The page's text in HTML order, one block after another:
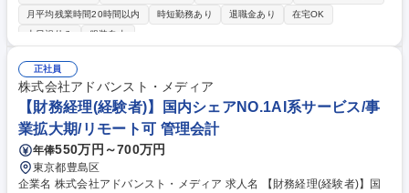
販店での販売応援 ■社内他部門と連携し、PSI計画の確認 ■他拠点を含む他
営業担当者との情報共有 ・商談の内容によっては結果が全国の拠点売上に
が必要となります。 ・ご経験やお持ちのスキルに応じて、仕事の流れや商
品知識を習得いただくため店舗の棚割りや売場作成業務、実演販売などの
業務からスタートする場合があります。 募集職種 【東京/国内営業】#法
人営業経験歓迎 #炊飯器・水筒でお馴染み #身近な製品
月平均残業時間20時間以内
時短勤務あり 退職金あり
在宅OK
土日祝休み
服装自由
正社員
株式会社アドバンスト・メディア
【財務経理(経験者)】国内シェアNO.1AI系サービス/事
業拡大期/リモート可 管理会計
年俸550万円～700万円
東京都豊島区
企業名 株式会社アドバンスト・メディア 求人名 【財務経理(経験者)】国